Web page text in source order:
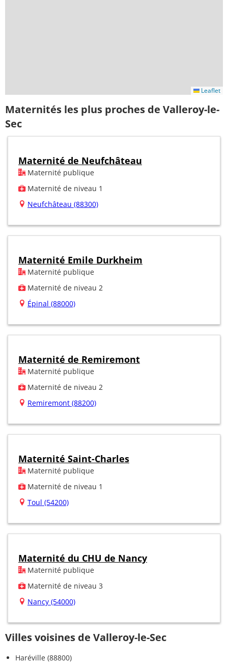
Leaflet
Maternités les plus proches de Valleroy-le-
Sec
Maternité de Neufchâteau
Maternité publique
Maternité de niveau 1
Neufchâteau (88300)
Maternité Emile Durkheim
Maternité publique
Maternité de niveau 2
Épinal (88000)
Maternité de Remiremont
Maternité publique
Maternité de niveau 2
Remiremont (88200)
Maternité Saint-Charles
Maternité publique
Maternité de niveau 1
Toul (54200)
Maternité du CHU de Nancy
Maternité publique
Maternité de niveau 3
Nancy (54000)
Villes voisines de Valleroy-le-Sec
Haréville (88800)